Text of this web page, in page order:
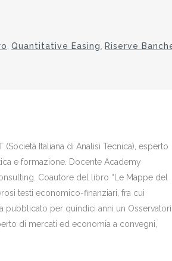
Quantitative Easing
Riserve
Italiana di Analisi Tecnica), esperto
e formazione. Docente Academy
Coautore del libro “Le Mappe del
testi economico-finanziari, fra cui
pubblicato per quindici anni un
di mercati ed economia a convegni,